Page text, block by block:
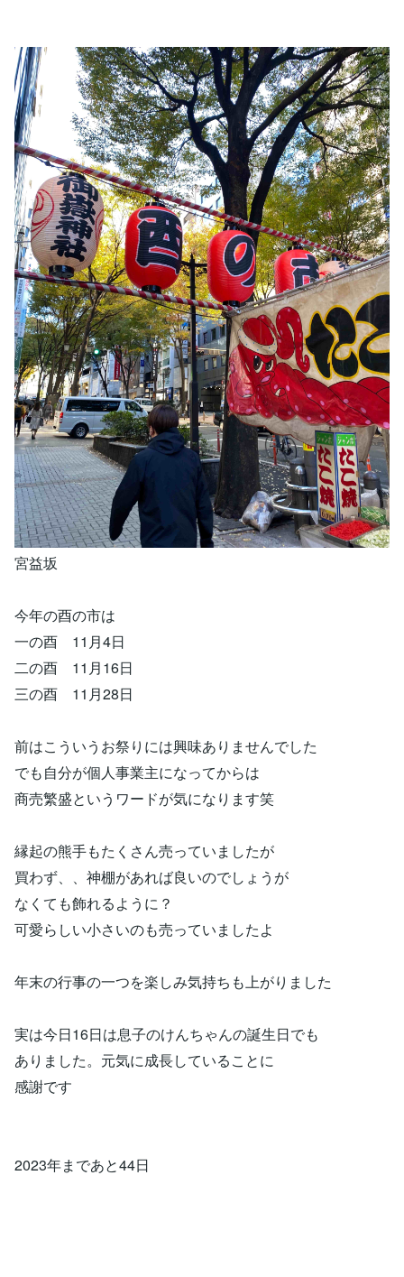
宮益坂
今年の酉の市は
一の酉 11月4日
二の酉 11月16日
三の酉 11月28日
前はこういうお祭りには興味ありませんでした
でも自分が個人事業主になってからは
商売繁盛というワードが気になります笑
縁起の熊手もたくさん売っていましたが
買わず、、神棚があれば良いのでしょうが
なくても飾れるように？
可愛らしい小さいのも売っていましたよ
年末の行事の一つを楽しみ気持ちも上がりました
実は今日16日は息子のけんちゃんの誕生日でも
ありました。元気に成長していることに
感謝です
2023年まであと44日